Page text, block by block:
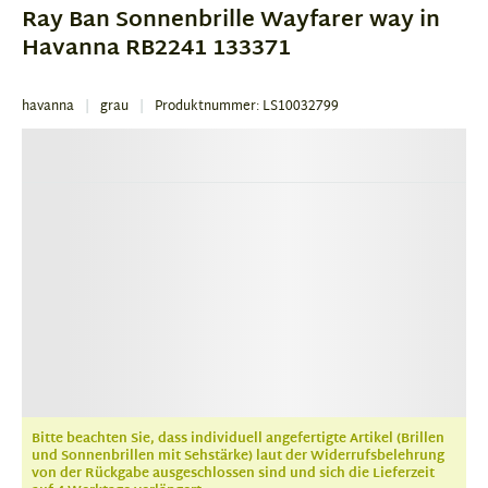
3
Ray Ban Sonnenbrille Wayfarer way in
Havanna RB2241 133371
havanna grau Produktnummer: LS10032799
Bitte beachten Sie, dass individuell angefertigte Artikel (Brillen
und Sonnenbrillen mit Sehstärke) laut der Widerrufsbelehrung
von der Rückgabe ausgeschlossen sind und sich die Lieferzeit